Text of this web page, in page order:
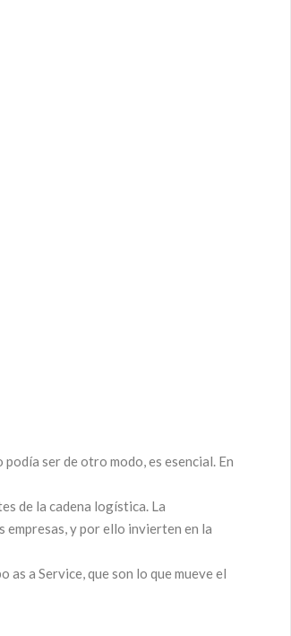
ser de otro modo, es esencial. En
de la cadena logística. La
empresas, y por ello invierten en la
a Service, que son lo que mueve el